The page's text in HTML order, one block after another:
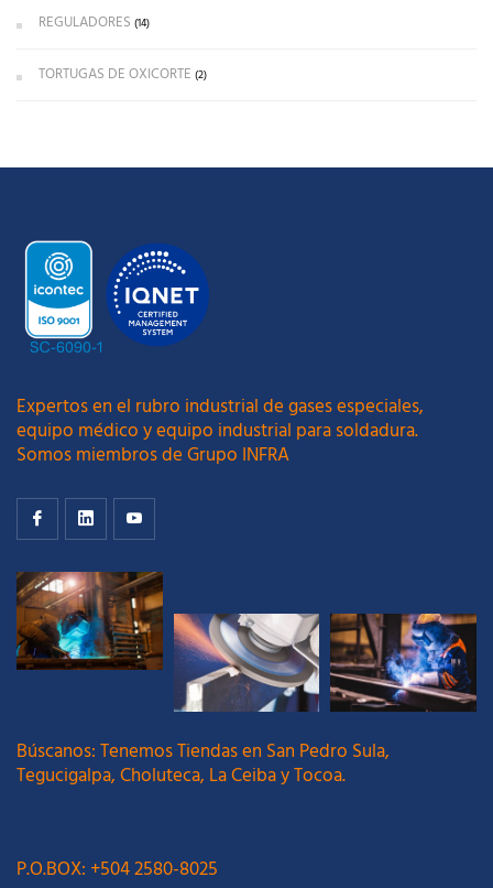
REGULADORES (14)
TORTUGAS DE OXICORTE (2)
Expertos en el rubro industrial de gases especiales,
equipo médico y equipo industrial para soldadura.
Somos miembros de Grupo INFRA
Búscanos: Tenemos Tiendas en San Pedro Sula,
Tegucigalpa, Choluteca, La Ceiba y Tocoa.
P.O.BOX: +504 2580-8025